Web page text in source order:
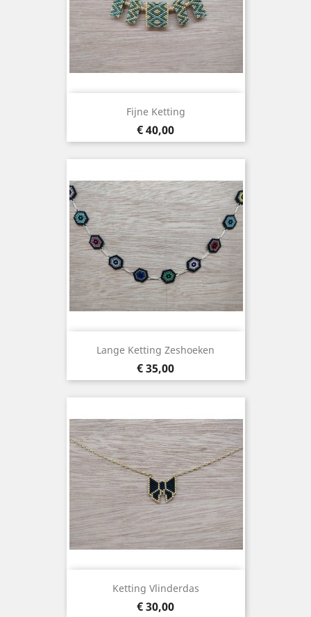
Fijne Ketting
Prijs
€ 40,00
Lange Ketting Zeshoeken
Prijs
€ 35,00
Ketting Vlinderdas
Prijs
€ 30,00